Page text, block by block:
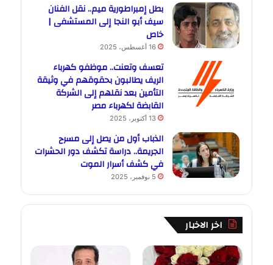
بطل إمبراطورية ميم.. نقل الفنان
سيف أبو النجا إلى المستشفى |
خاص
16 أغسطس، 2025
تعسف وتعنت.. موظفو كهرباء
الريف يطالبون بحقوقهم في وثيقة
التأمين بعد نقلهم إلى الشركة
القابضة لكهرباء مصر
13 أكتوبر، 2025
الذباب أول من يصل إلى مسرح
الجريمة.. دراسة تكشف دور الحشرات
في كشف أسرار الموت
5 نوفمبر، 2025
اخر الاخبار